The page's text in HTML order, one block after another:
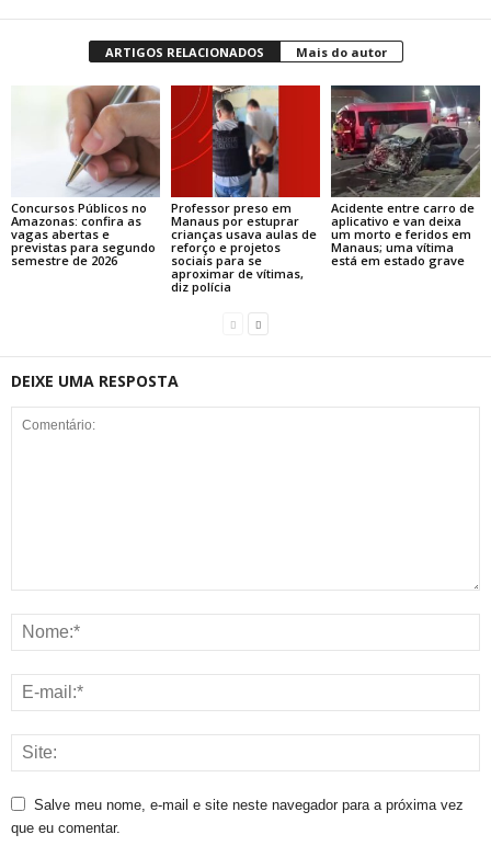
ARTIGOS RELACIONADOS Mais do autor
Concursos Públicos no
Amazonas: confira as
vagas abertas e
previstas para segundo
semestre de 2026
Professor preso em
Manaus por estuprar
crianças usava aulas de
reforço e projetos
sociais para se
aproximar de vítimas,
diz polícia
Acidente entre carro de
aplicativo e van deixa
um morto e feridos em
Manaus; uma vítima
está em estado grave
DEIXE UMA RESPOSTA
Salve meu nome, e-mail e site neste navegador para a próxima vez
que eu comentar.